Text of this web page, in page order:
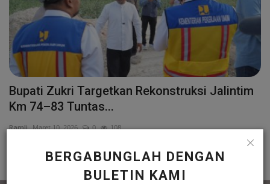
BERGABUNGLAH DENGAN
BULETIN KAMI
Bupati Zukri Targetkan Rekonstruksi Jalintim
Km 74–83 Tuntas...
Ramli Maret 10, 2026 0 108
Sumatera Km 74–83...